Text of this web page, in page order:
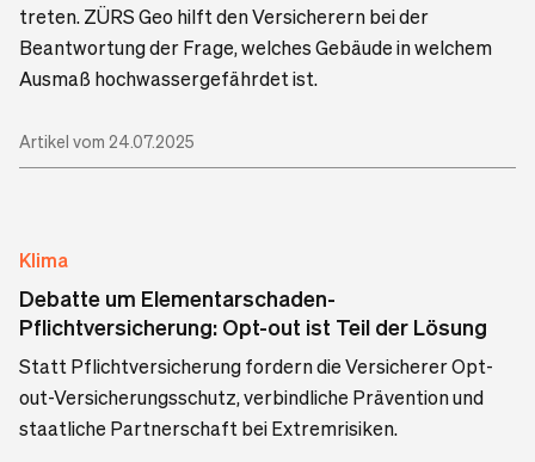
treten. ZÜRS Geo hilft den Versicherern bei der
Beantwortung der Frage, welches Gebäude in welchem
Ausmaß hochwassergefährdet ist.
Artikel vom 24.07.2025
Klima
Debatte um Elementarschaden-
Pflichtversicherung: Opt-out ist Teil der Lösung
Statt Pflichtversicherung fordern die Versicherer Opt-
out-Versicherungsschutz, verbindliche Prävention und
staatliche Partnerschaft bei Extremrisiken.